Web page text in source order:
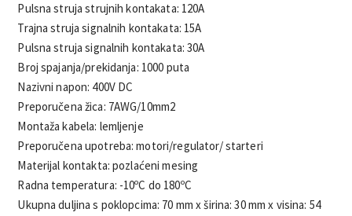
Pulsna struja strujnih kontakata: 120A
Trajna struja signalnih kontakata: 15A
Pulsna struja signalnih kontakata: 30A
Broj spajanja/prekidanja: 1000 puta
Nazivni napon: 400V DC
Preporučena žica: 7AWG/10mm2
Montaža kabela: lemljenje
Preporučena upotreba: motori/regulator/ starteri
Materijal kontakta: pozlaćeni mesing
Radna temperatura: -10ºC do 180ºC
Ukupna duljina s poklopcima: 70 mm x širina: 30 mm x visina: 54